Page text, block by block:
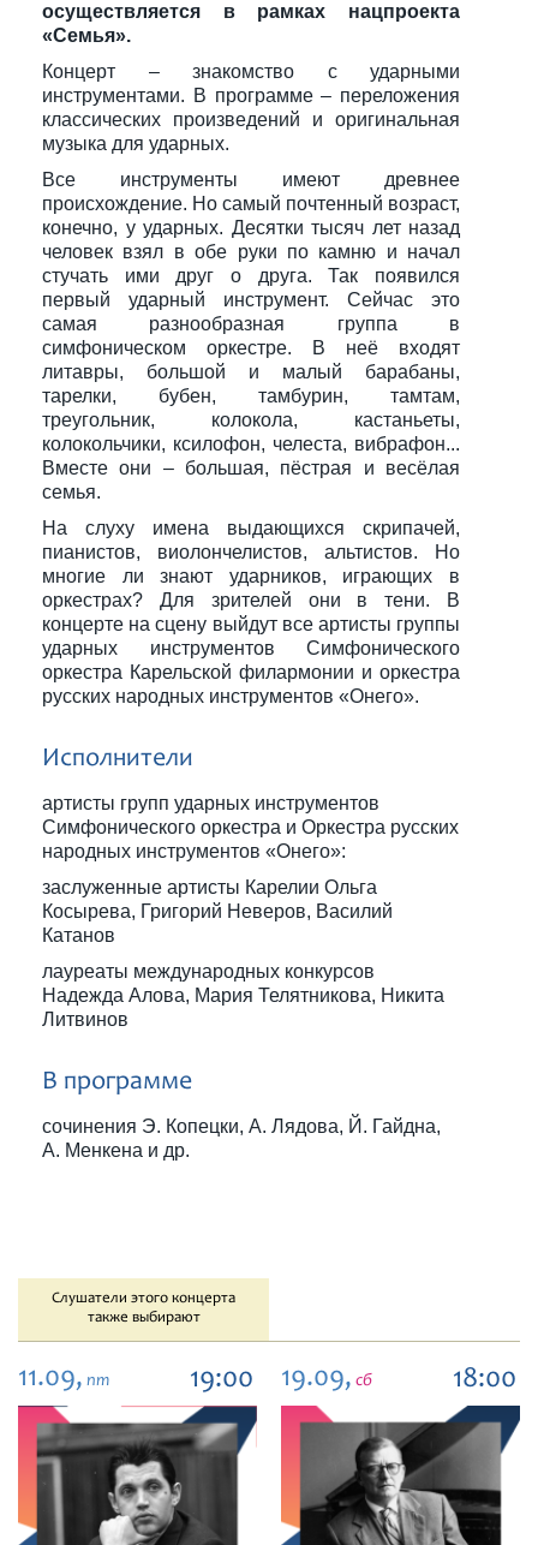
осуществляется в рамках нацпроекта
«Семья».
Концерт – знакомство с ударными
инструментами. В программе – переложения
классических произведений и оригинальная
музыка для ударных.
Все инструменты имеют древнее
происхождение. Но самый почтенный возраст,
конечно, у ударных. Десятки тысяч лет назад
человек взял в обе руки по камню и начал
стучать ими друг о друга. Так появился
первый ударный инструмент. Сейчас это
самая разнообразная группа в
симфоническом оркестре. В неё входят
литавры, большой и малый барабаны,
тарелки, бубен, тамбурин, тамтам,
треугольник, колокола, кастаньеты,
колокольчики, ксилофон, челеста, вибрафон...
Вместе они – большая, пёстрая и весёлая
семья.
На слуху имена выдающихся скрипачей,
пианистов, виолончелистов, альтистов. Но
многие ли знают ударников, играющих в
оркестрах? Для зрителей они в тени. В
концерте на сцену выйдут все артисты группы
ударных инструментов Симфонического
оркестра Карельской филармонии и оркестра
русских народных инструментов «Онего».
Исполнители
артисты групп ударных инструментов
Симфонического оркестра и Оркестра русских
народных инструментов «Онего»:
заслуженные артисты Карелии Ольга
Косырева, Григорий Неверов, Василий
Катанов
лауреаты международных конкурсов
Надежда Алова, Мария Телятникова, Никита
Литвинов
В программе
сочинения Э. Копецки, А. Лядова, Й. Гайдна,
А. Менкена и др.
Слушатели этого концерта
также выбирают
11.09, пт 19:00 19.09, сб 18:00